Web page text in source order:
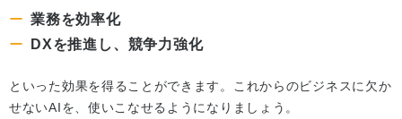
業務を効率化
DXを推進し、競争力強化
といった効果を得ることができます。これからのビジネスに欠か
せないAIを、使いこなせるようになりましょう。